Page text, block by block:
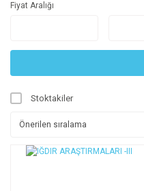
Fiyat Aralığı
Stoktakiler